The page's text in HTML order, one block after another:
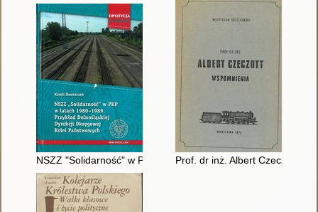
NSZZ "Solidarność" w PKP w latach 1980-1989 : przykład
Prof. dr inż. Albert Czeczott :